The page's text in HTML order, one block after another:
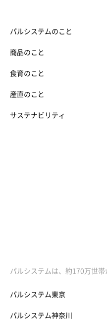
パルシステムのこと
商品のこと
食育のこと
産直のこと
サステナビリティ
パルシステムは、約170万世
パルシステム東京
パルシステム神奈川